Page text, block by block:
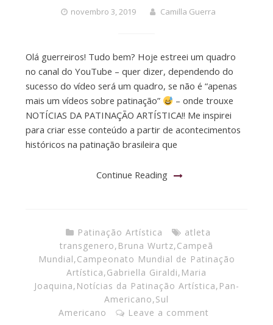
novembro 3, 2019 Camilla Guerra
Olá guerreiros! Tudo bem? Hoje estreei um quadro
no canal do YouTube – quer dizer, dependendo do
sucesso do vídeo será um quadro, se não é “apenas
mais um vídeos sobre patinação”
– onde trouxe
NOTÍCIAS DA PATINAÇÃO ARTÍSTICA!! Me inspirei
para criar esse conteúdo a partir de acontecimentos
históricos na patinação brasileira que
Continue Reading
Patinação Artística
atleta
transgenero, Bruna Wurtz,Campeã
Mundial,Campeonato Mundial de Patinação
Artística,Gabriella Giraldi, Maria
Joaquina, Notícias da Patinação Artística, Pan-
Americano,Sul
Americano
Leave a comment